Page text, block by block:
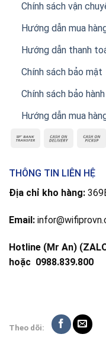
Chính sách vận
Hướng dẫn mua
Hướng dẫn thanh
Chính sách bảo mật
Chính sách bảo hành
Hướng dẫn mua
THÔNG TIN LIÊN HỆ
Địa chỉ kho hàng:
Email:
Hotline (Mr An)
hoặc 0988.839.800
Theo dõi: